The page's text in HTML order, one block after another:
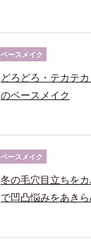
ベースメイク
どろどろ・テカテ
のベースメイク
ベースメイク
冬の毛穴目立ちを
で凹凸悩みをあき